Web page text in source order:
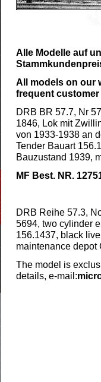
Alle Modelle auf
All models on our
frequent
DRB BR 57.7, Nr
1846, Lok mit
von 1933-1938 an
Tender Bauart
Bauzustand 1939,
MF Best. NR.
DRB Reihe 57.3,
5694, two cylinder
156.1437, black
maintenance depot
The model is
details, e-mail: